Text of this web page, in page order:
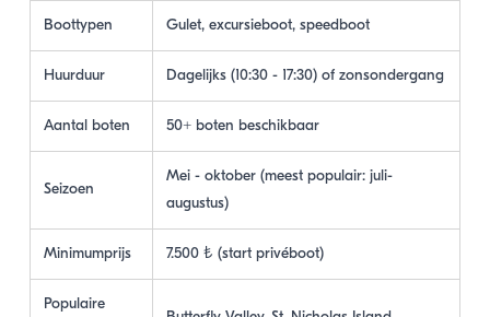
Boottypen Gulet, excursieboot, speedboot
Huurduur Dagelijks (10:30 - 17:30) of zonsondergang
Aantal boten 50+ boten beschikbaar
Seizoen
Mei - oktober (meest populair: juli-
augustus)
Minimumprijs 7.500 ₺ (start privéboot)
Populaire